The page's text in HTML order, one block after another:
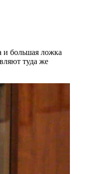
и большая ложка
туда же